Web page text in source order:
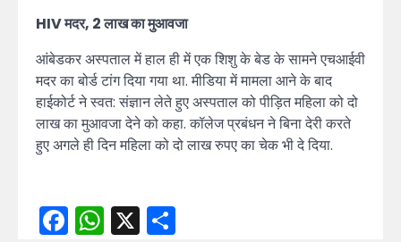
HIV मदर, 2 लाख का मुआवजा
आंबेडकर अस्पताल में हाल ही में एक शिशु के बेड के सामने एचआईवी
मदर का बोर्ड टांग दिया गया था. मीडिया में मामला आने के बाद
हाईकोर्ट ने स्वत: संज्ञान लेते हुए अस्पताल को पीड़ित महिला को दो
लाख का मुआवजा देने को कहा. कॉलेज प्रबंधन ने बिना देरी करते
हुए अगले ही दिन महिला को दो लाख रुपए का चेक भी दे दिया.
Facebook
WhatsApp
X